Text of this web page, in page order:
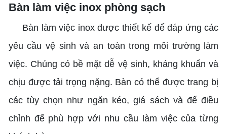
Bàn làm việc inox phòng sạch
Bàn làm việc inox được thiết kế để đáp ứng các
yêu cầu vệ sinh và an toàn trong môi trường làm
việc. Chúng có bề mặt dễ vệ sinh, kháng khuẩn và
chịu được tải trọng nặng. Bàn có thể được trang bị
các tùy chọn như ngăn kéo, giá sách và đế điều
chỉnh để phù hợp với nhu cầu làm việc của từng